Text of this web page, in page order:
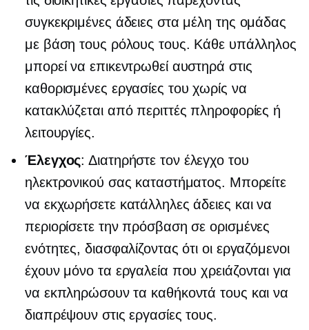
συγκεκριμένες άδειες στα μέλη της ομάδας
με βάση τους ρόλους τους. Κάθε υπάλληλος
μπορεί να επικεντρωθεί αυστηρά στις
καθορισμένες εργασίες του χωρίς να
κατακλύζεται από περιττές πληροφορίες ή
λειτουργίες.
Έλεγχος: Διατηρήστε τον έλεγχο του
ηλεκτρονικού σας καταστήματος. Μπορείτε
να εκχωρήσετε κατάλληλες άδειες και να
περιορίσετε την πρόσβαση σε ορισμένες
ενότητες, διασφαλίζοντας ότι οι εργαζόμενοι
έχουν μόνο τα εργαλεία που χρειάζονται για
να εκπληρώσουν τα καθήκοντά τους και να
διαπρέψουν στις εργασίες τους.